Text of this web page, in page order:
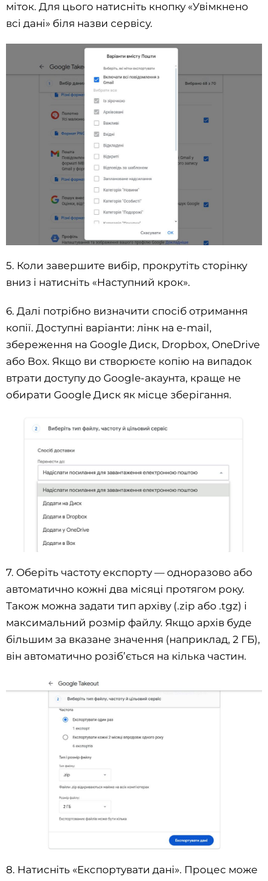
міток. Для цього натисніть кнопку «Увімкнено
всі дані» біля назви сервісу.
5. Коли завершите вибір, прокрутіть сторінку
вниз і натисніть «Наступний крок».
6. Далі потрібно визначити спосіб отримання
копії. Доступні варіанти: лінк на e-mail,
збереження на Google Диск, Dropbox, OneDrive
або Box. Якщо ви створюєте копію на випадок
втрати доступу до Google-акаунта, краще не
обирати Google Диск як місце зберігання.
7. Оберіть частоту експорту — одноразово або
автоматично кожні два місяці протягом року.
Також можна задати тип архіву (.zip або .tgz) і
максимальний розмір файлу. Якщо архів буде
більшим за вказане значення (наприклад, 2 ГБ),
він автоматично розіб’ється на кілька частин.
8. Натисніть «Експортувати дані». Процес може